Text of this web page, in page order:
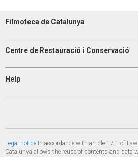
Filmoteca de Catalunya
Centre de Restauració i Conservació
Help
Legal notice In accordance with article 17.1 of
Catalunya allows the reuse of contents and data